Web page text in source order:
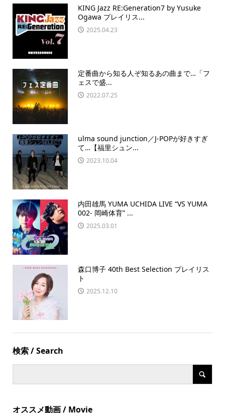
KING Jazz RE:Generation7 by Yusuke
Ogawa プレイリス...
2025.04.23
定番曲から知る人ぞ知るあの曲まで…「フ
ェスで盛...
2022.07.25
ulma sound junction／J-POPが好きすぎ
て…【福里シュン...
2023.10.04
内田雄馬 YUMA UCHIDA LIVE “VS YUMA
002- 岡崎体育” ...
2025.03.01
森口博子 40th Best Selection プレイリス
ト
2025.12.10
検索 / Search
オススメ動画 / Movie